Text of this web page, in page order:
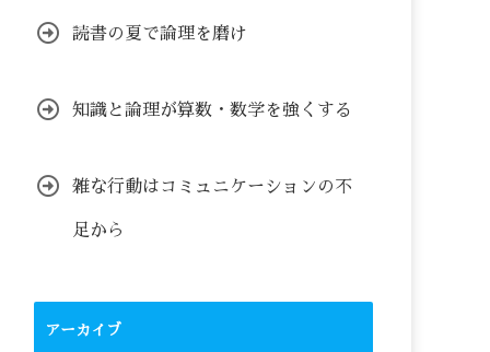
読書の夏で論理を磨け
知識と論理が算数・数学を強くする
雑な行動はコミュニケーションの不
足から
アーカイブ